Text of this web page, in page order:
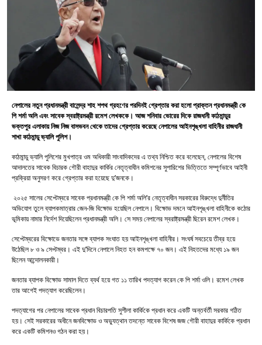
নেপালের নতুন প্রধানমন্ত্রী বালেন্দ্র শাহ শপথ গ্রহণের পরদিনই গ্রেপ্তার করা হলো প্রাক্তন প্রধানমন্ত্রী কে
পি শর্মা অলি এবং সাবেক স্বরাষ্ট্রমন্ত্রী রমেশ লেখককে। আজ শনিবার ভোরের দিকে রাজধানী কাঠমান্ডুর
ভক্তপুর এলাকায় নিজ নিজ বাসভবন থেকে তাদের গ্রেপ্তার করেছে নেপালের আইনশৃঙ্খলা বাহিনীর রাজধানী
শাখা কাঠমান্ডু ভ্যালি পুলিশ।
কাঠমান্ডু ভ্যালি পুলিশের মুখপাত্র ওম অধিকারী সাংবাদিকদের এ তথ্য নিশ্চিত করে বলেছেন, নেপালের বিশেষ
আদালতের সাবেক বিচারক গৌরী বাহাদুর কার্কির নেতৃত্বাধীন কমিশনের সুপারিশের ভিত্তিতে সম্পূর্ণভাবে আইনী
প্রক্রিয়া অনুসরণ করে গ্রেপ্তার করা হয়েছে দু’জনকে।
২০২৫ সালের সেপ্টেম্বরে সাবেক প্রধানমন্ত্রী কে পি শর্মা অলি’র নেতৃত্বাধীন সরকারের বিরুদ্ধে দুর্নীতির
অভিযোগ তুলে ব্যাপকমাত্রার জেন-জি বিক্ষোভ হয়েছিল নেপালে। বিক্ষোভ দমনে আইনশৃঙ্খলা বাহিনীকে কঠোর
ভূমিকায় নামার নির্দেশ দিয়েছিলেন প্রধানমন্ত্রী অলি। সে সময় নেপালের স্বরাষ্ট্রমন্ত্রী ছিরেন রমেশ লেখক।
সেপ্টেম্বরের বিক্ষোভে জনতার সঙ্গে ব্যাপক সংঘাত হয় আইনশৃঙ্খলা বাহিনীর। সংঘর্ষ সবচেয়ে তীব্র হয়ে
উঠেছিল ৮ ও ৯ সেপ্টম্বর। এই দু’দিনে নেপালে নিহত হন কমপক্ষে ৭০ জন। এই নিহতদের মধ্যে ১৯ জন
ছিলেন আন্দোলনকারী।
জনতার ব্যাপক বিক্ষোভ সামাল দিতে ব্যর্থ হয়ে গত ১১ তারিখ পদত্যাগ করেন কে পি শর্মা ওলি। রমেশ লেখক
তার আগেই পদত্যাগ করেছিলেন।
পদত্যাগের পর নেপালের সাবেক প্রধান বিচারপতি সুশীলা কার্কিকে প্রধান করে একটি অন্তর্বর্তী সরকার গঠিত
হয়। সেই সরকারের অধীনে জনবিক্ষোভ ও অভ্যুত্থান তদন্তে সাবেক বিশেষ জজ গৌরী বাহাদুর কার্কিকে প্রধান
করে একটি কমিশনও গঠন করা হয়।